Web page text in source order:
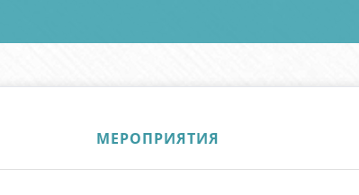
МЕРОПРИЯТИЯ